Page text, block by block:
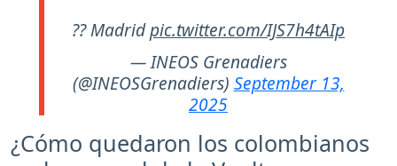
?? Madridpic.twitter.com/IJS7h4tAIp
— INEOS Grenadiers
(@INEOSGrenadiers) September 13,
2025
¿Cómo quedaron los colombianos